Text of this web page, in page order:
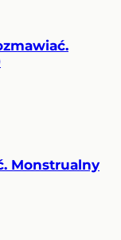
Monstrualny